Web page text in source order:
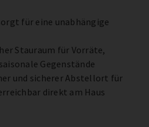
für eine unabhängige
Stauraum für Vorräte,
Gegenstände
und sicherer Abstellort für
direkt am Haus